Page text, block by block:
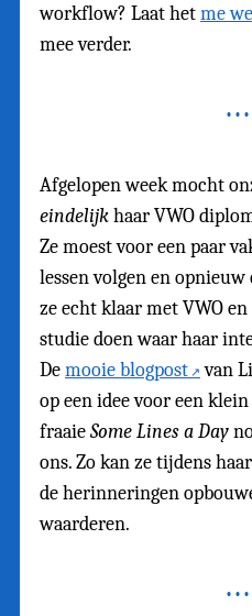
workflow? Laat hetme
mee verder.
Afgelopen week mocht
eindelijkhaar VWO
Ze moest voor een paar
lessen volgen en
ze echt klaar met VWO
studie doen waar haar
Demooie blogpost
van
op een idee voor een klein
fraaieSome Lines a Day
ons. Zo kan ze tijdens
de herinneringen
waarderen.